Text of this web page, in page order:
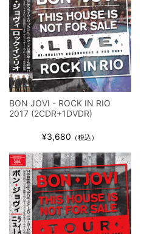
BON JOVI - ROCK IN RIO
2017 (2CDR+1DVDR)
¥3,680 （税込）